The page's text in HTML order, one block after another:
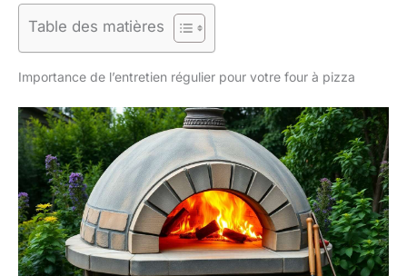
Table des matières
Importance de l’entretien régulier pour votre four à pizza